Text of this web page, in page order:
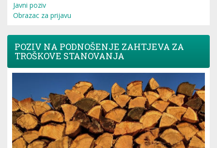
Javni poziv
Obrazac za prijavu
POZIV NA PODNOŠENJE ZAHTJEVA ZA
TROŠKOVE STANOVANJA